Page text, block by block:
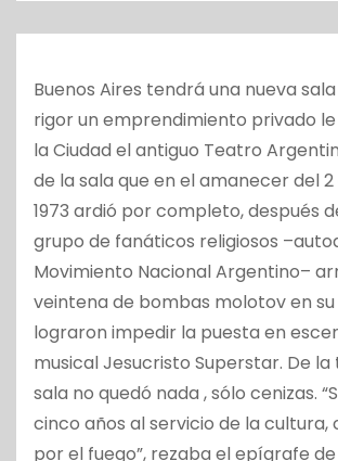
Buenos Aires tendrá una nueva
rigor un emprendimiento privado
la Ciudad el antiguo Teatro
de la sala que en el amanecer del
1973 ardió por completo, después
grupo de fanáticos religiosos
Movimiento Nacional Argentino–
veintena de bombas molotov en
lograron impedir la puesta en
musical Jesucristo Superstar. De
sala no quedó nada , sólo cenizas.
cinco años al servicio de la cultura,
por el fuego”, rezaba el epígrafe